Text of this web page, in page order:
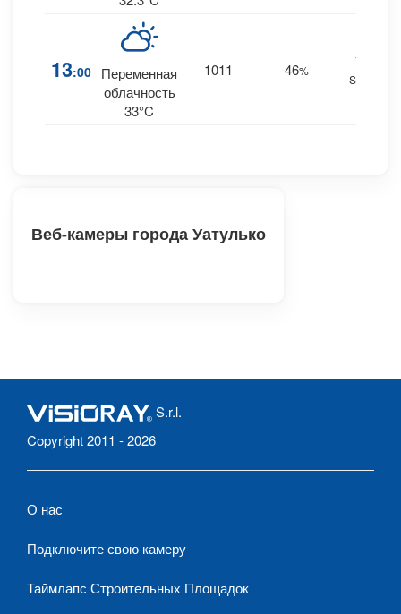
13:00
Переменная
облачность
33°C
1011 46%
13
SSW
Веб-камеры города Уатулько
S.r.l.
Copyright 2011 - 2026
О нас
Подключите свою камеру
Таймлапс Строительных Площадок